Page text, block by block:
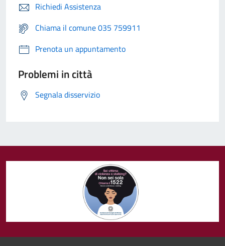
Richiedi Assistenza
Chiama il comune 035 759911
Prenota un appuntamento
Problemi in città
Segnala disservizio